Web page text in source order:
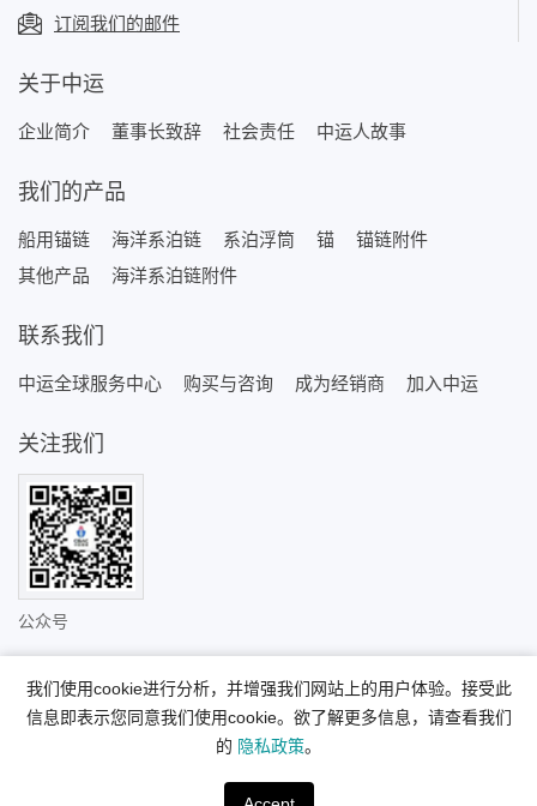
订阅我们的邮件
关于中运
企业简介 董事长致辞 社会责任 中运人故事
我们的产品
船用锚链 海洋系泊链 系泊浮筒 锚
锚链附件
其他产品
海洋系泊链附件
联系我们
中运全球服务中心 购买与咨询 成为经销商 加入中运
关注我们
公众号
© 2026 中运锚链（江苏）有限公司 版权所有 苏ICP备2020054667
技术支持：海诚互联
我们使用cookie进行分析，并增强我们网站上的用户体验。接受此
信息即表示您同意我们使用cookie。欲了解更多信息，请查看我们
的 隐私政策。